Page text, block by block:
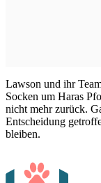
Lawson und ihr
Socken um Haras
nicht mehr zurück.
Entscheidung
bleiben.